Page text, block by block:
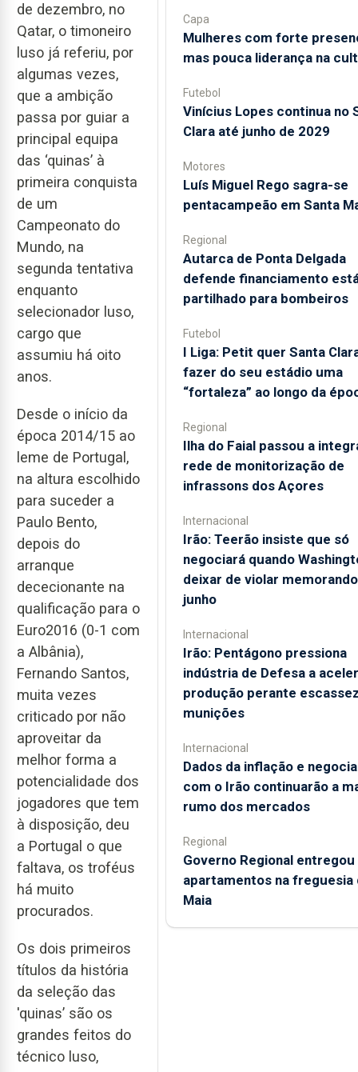
de dezembro, no
Qatar, o timoneiro
luso já referiu, por
algumas vezes,
que a ambição
passa por guiar a
principal equipa
das ‘quinas’ à
primeira conquista
de um
Campeonato do
Mundo, na
segunda tentativa
enquanto
selecionador luso,
cargo que
assumiu há oito
anos.
Desde o início da
época 2014/15 ao
leme de Portugal,
na altura escolhido
para suceder a
Paulo Bento,
depois do
arranque
dececionante na
qualificação para o
Euro2016 (0-1 com
a Albânia),
Fernando Santos,
muita vezes
criticado por não
aproveitar da
melhor forma a
potencialidade dos
jogadores que tem
à disposição, deu
a Portugal o que
faltava, os troféus
há muito
procurados.
Os dois primeiros
títulos da história
da seleção das
'quinas’ são os
grandes feitos do
técnico luso,
Capa
Mulheres com forte
mas pouca liderança na
Futebol
Vinícius Lopes continua no
Clara até junho de 2029
Motores
Luís Miguel Rego sagra-se
pentacampeão em Santa
Regional
Autarca de Ponta Delgada
defende financiamento
partilhado para bombeiros
Futebol
I Liga: Petit quer Santa
fazer do seu estádio uma
“fortaleza” ao longo da
Regional
Ilha do Faial passou a
rede de monitorização de
infrassons dos Açores
Internacional
Irão: Teerão insiste que só
negociará quando
deixar de violar
junho
Internacional
Irão: Pentágono pressiona
indústria de Defesa a
produção perante
munições
Internacional
Dados da inflação e
com o Irão continuarão a
rumo dos mercados
Regional
Governo Regional entregou
apartamentos na freguesia
Maia